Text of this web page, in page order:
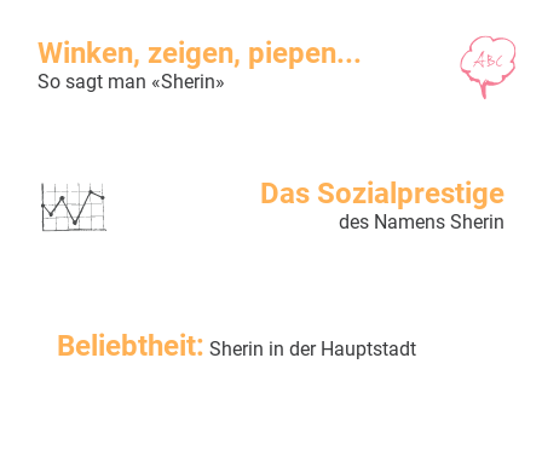
Winken, zeigen, piepen...
So sagt man «Sherin»
Das Sozialprestige
des Namens Sherin
Beliebtheit: Sherin in der Hauptstadt